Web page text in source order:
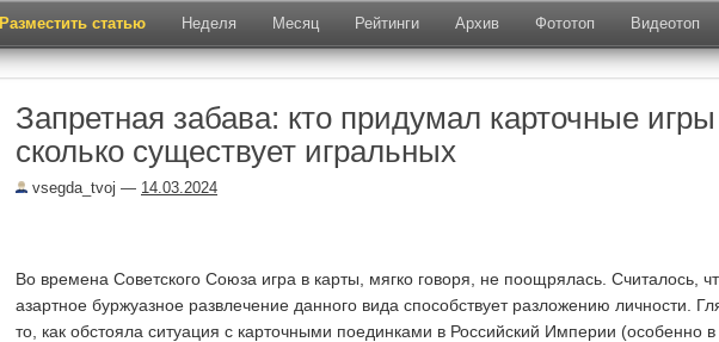
Разместить статью Неделя Месяц Рейтинги Архив Фототоп Видеотоп
Запретная забава: кто придумал карточные
сколько существует игральных
vsegda_tvoj — 14.03.2024
Во времена Советского Союза игра в карты, мягко говоря, не поощрялась. Считалось,
азартное буржуазное развлечение данного вида способствует разложению личности.
то, как обстояла ситуация с карточными поединками в Российский Империи (особенно в